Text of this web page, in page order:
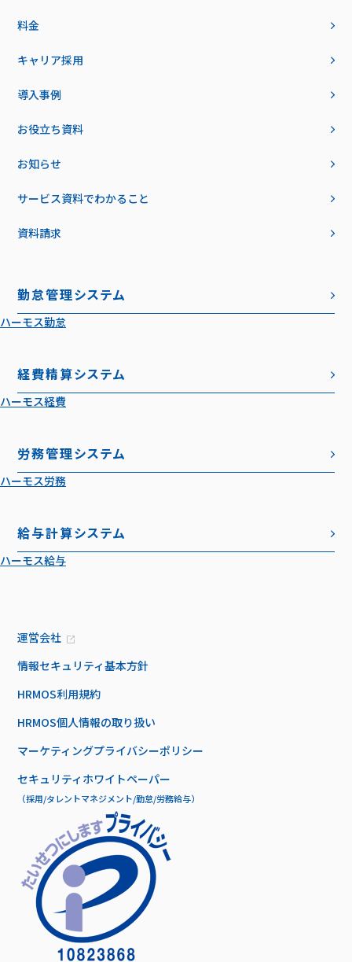
料金
キャリア採用
導入事例
お役立ち資料
お知らせ
サービス資料でわかること
資料請求
勤怠管理システム
ハーモス勤怠
経費精算システム
ハーモス経費
労務管理システム
ハーモス労務
給与計算システム
ハーモス給与
運営会社
情報セキュリティ基本方針
HRMOS利用規約
HRMOS個人情報の取り扱い
マーケティングプライバシーポリシー
セキュリティホワイトペーパー
（採用/タレントマネジメント/勤怠/労務給与）